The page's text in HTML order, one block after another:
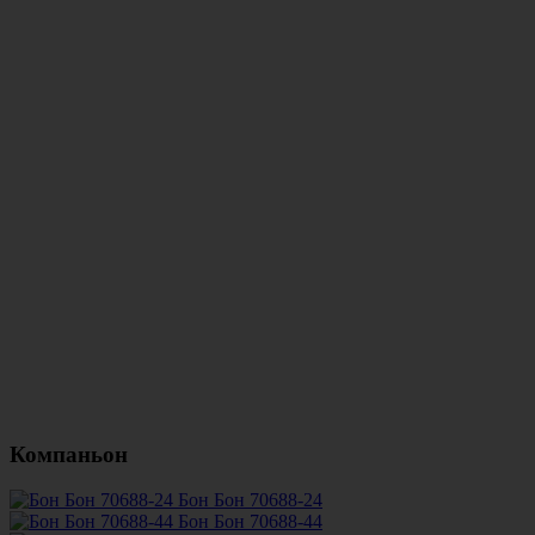
Компаньон
Бон Бон 70688-24
Бон Бон 70688-44